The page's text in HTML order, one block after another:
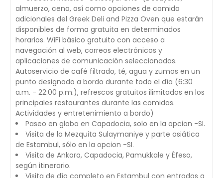
almuerzo, cena, así como opciones de comida
adicionales del Greek Deli and Pizza Oven que estarán
disponibles de forma gratuita en determinados
horarios. WiFi básico gratuito con acceso a
navegación al web, correos electrónicos y
aplicaciones de comunicación seleccionadas.
Autoservicio de café filtrado, té, agua y zumos en un
punto designado a bordo durante todo el día (6:30
a.m. - 22:00 p.m.), refrescos gratuitos ilimitados en los
principales restaurantes durante las comidas.
Actividades y entretenimiento a bordo)
Paseo en globo en Capadocia, solo en la opcion -SI.
Visita de la Mezquita Sulaymaniye y parte asiática
de Estambul, sólo en la opcion -SI.
Visita de Ankara, Capadocia, Pamukkale y Éfeso,
según itinerario.